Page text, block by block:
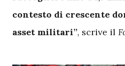
contesto di crescente
asset militari”, scrive il